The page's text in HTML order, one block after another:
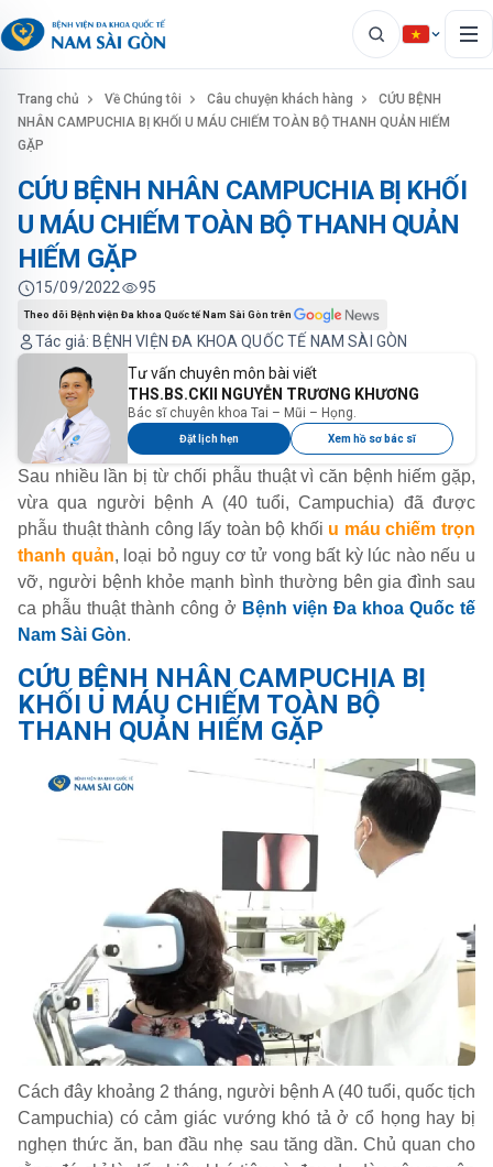
Trang chủ Về Chúng tôi Câu chuyện khách hàng
CỨU BỆNH
NHÂN CAMPUCHIA BỊ KHỐI U MÁU CHIẾM TOÀN BỘ THANH QUẢN HIẾM
GẶP
CỨU BỆNH NHÂN CAMPUCHIA BỊ KHỐI
U MÁU CHIẾM TOÀN BỘ THANH QUẢN
HIẾM GẶP
Tác giả: BỆNH VIỆN ĐA KHOA QUỐC TẾ NAM SÀI GÒN
15/09/2022 95
Theo dõi Bệnh viện Đa khoa Quốc tế Nam Sài Gòn trên
Tư vấn chuyên môn bài viết
THS.BS.CKII NGUYỄN TRƯƠNG KHƯƠNG
Bác sĩ chuyên khoa Tai – Mũi – Họng.
Đặt lịch hẹn Xem hồ sơ bác sĩ
Sau nhiều lần bị từ chối phẫu thuật vì căn bệnh hiếm gặp,
vừa qua người bệnh A (40 tuổi, Campuchia) đã được
phẫu thuật thành công lấy toàn bộ khối u máu chiếm trọn
thanh quản, loại bỏ nguy cơ tử vong bất kỳ lúc nào nếu u
vỡ, người bệnh khỏe mạnh bình thường bên gia đình sau
ca phẫu thuật thành công ở Bệnh viện Đa khoa Quốc tế
Nam Sài Gòn.
CỨU BỆNH NHÂN CAMPUCHIA BỊ
KHỐI U MÁU CHIẾM TOÀN BỘ
THANH QUẢN HIẾM GẶP
Cách đây khoảng 2 tháng, người bệnh A (40 tuổi, quốc tịch
Campuchia) có cảm giác vướng khó tả ở cổ họng hay bị
nghẹn thức ăn, ban đầu nhẹ sau tăng dần. Chủ quan cho